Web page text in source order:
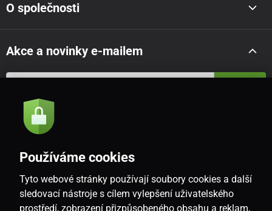
O společnosti
Akce a novinky e-mailem
Souhlasím se
CZ
Používáme cookies
Tyto webové stránky používají soubory cookies a další
sledovací nástroje s cílem vylepšení uživatelského
prostředí, zobrazení přizpůsobeného obsahu a reklam,